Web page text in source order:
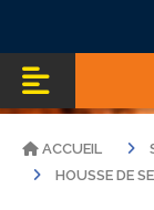
ACCUEIL
HOUSSE DE